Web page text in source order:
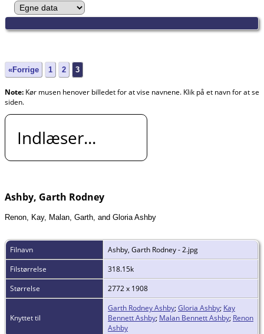
«Forrige 1 2 3
Note: Kør musen henover billedet for at vise navnene. Klik på et navn for at se
siden.
Indlæser...
Ashby, Garth Rodney
Renon, Kay, Malan, Garth, and Gloria Ashby
Filnavn
Ashby, Garth Rodney - 2.jpg
Filstørrelse
318.15k
Størrelse
2772 x 1908
Knyttet til
Garth Rodney Ashby;Gloria Ashby; Kay
Bennett Ashby; Malan Bennett Ashby; Renon
Ashby